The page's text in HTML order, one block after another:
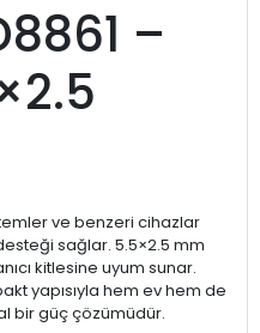
–
ve benzeri cihazlar
desteği sağlar. 5.5×2.5 mm
kitlesine uyum sunar.
yapısıyla hem ev hem de
bir güç çözümüdür.